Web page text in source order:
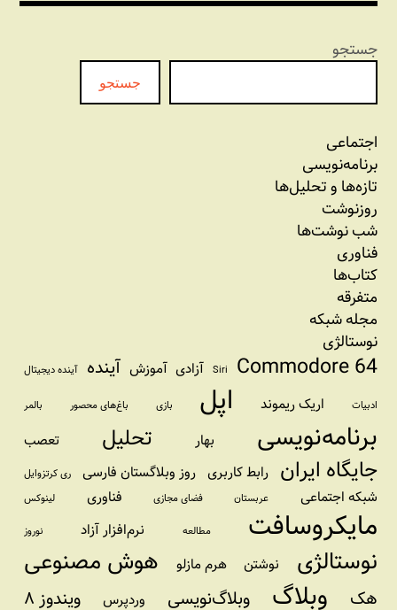
جستجو
جستجو
اجتماعی
برنامه‏‌نویسی
تازه‌‌ها و تحلیل‌ها
روزنوشت
شب نوشت‌ها
فناوری
کتاب‌ها
متفرقه
مجله شبکه
نوستالژی
Commodore 64
Siri آزادی آموزش آینده آینده دیجیتال
ادبیات اریک ریموند اپل بازی باغ‌های محصور بالمر
برنامه‌نویسی بهار تحلیل تعصب
جایگاه ایران رابط کاربری روز وبلاگستان فارسی ری کرتزوایل
شبکه اجتماعی عربستان فضای مجازی فناوری لینوکس
مایکروسافت مطالعه نرم‌افزار آزاد نوروز
نوستالژی نوشتن هرم مازلو هوش مصنوعی
هک وبلاگ وبلاگ‌نویسی وردپرس ویندوز ۸